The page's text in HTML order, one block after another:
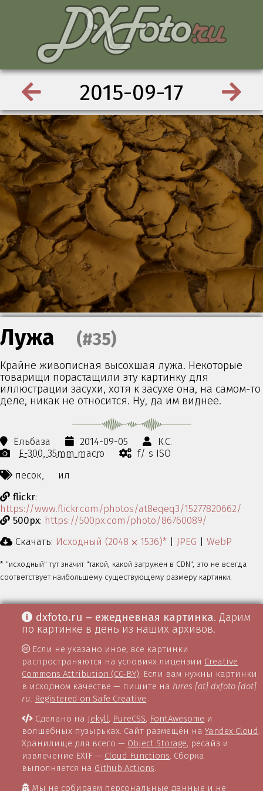
2015-09-17
Лужа (#35)
Крайне живописная высохшая лужа. Некоторые
товарищи порастащили эту картинку для
иллюстрации засухи, хотя к засухе она, на самом-то
деле, никак не относится. Ну, да им виднее.
Ёльбаза 2014-09-05
К.С.
E-300 35mm macro
f/ s ISO
песок,
ил
flickr:
https://www.flickr.com/photos/at8eqeq3/15277820662/
500px: https://500px.com/photo/86760089/
Скачать: Исходный (2048 ⨉ 1536)* JPEG WebP
* "исходный" тут значит "такой, какой загружен в CDN", это не всегда
соответствует наибольшему существующему размеру картинки.
dxfoto.ru – ежедневная картинка. Дарим
по картинке в день из наших архивов.
Если не указано иное, все картинки
распространяются на условиях лицензии Creative
Commons Attribution (CC-BY). Если вам нужны картинки
в исходном качестве — пишите на hires [at] dxfoto [dot]
ru. Registered on Safe Creative
Сделано на Jekyll, PureCSS, FontAwesome и
волшебных пузырьках. Сайт размещён наYandex Cloud.
Хранилище для всего — Object Storage, ресайз и
извлечение EXIF — Cloud Functions. Сборка
выполняется на Github Actions.
Мы не собираем персональные данные и не